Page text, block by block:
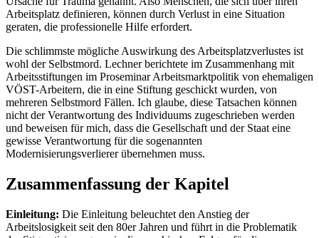
Arbeitsplatz definieren, können durch Verlust in eine Situation
geraten, die professionelle Hilfe erfordert.
Die schlimmste mögliche Auswirkung des Arbeitsplatzverlustes ist
wohl der Selbstmord. Lechner berichtete im Zusammenhang mit
Arbeitsstiftungen im Proseminar Arbeitsmarktpolitik von ehemaligen
VÖST-Arbeitern, die in eine Stiftung geschickt wurden, von
mehreren Selbstmord Fällen. Ich glaube, diese Tatsachen können
nicht der Verantwortung des Individuums zugeschrieben werden
und beweisen für mich, dass die Gesellschaft und der Staat eine
gewisse Verantwortung für die sogenannten
Modernisierungsverlierer übernehmen muss.
Zusammenfassung der Kapitel
Einleitung: Die Einleitung beleuchtet den Anstieg der
Arbeitslosigkeit seit den 80er Jahren und führt in die Problematik